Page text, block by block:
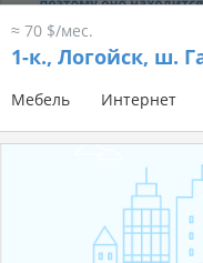
≈ 70 $/мес.
1-к., Логойск, ш.
Мебель Интернет